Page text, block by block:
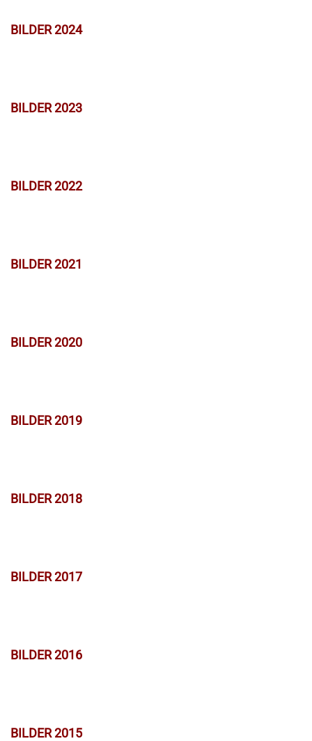
BILDER 2024
BILDER 2023
BILDER 2022
BILDER 2021
BILDER 2020
BILDER 2019
BILDER 2018
BILDER 2017
BILDER 2016
BILDER 2015